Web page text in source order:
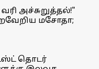
அச்சுறுத்தல்!"
மசோதா;
தொடர்